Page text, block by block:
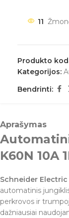
11
Produkto
Kategorijos:
Bendrinti:
Aprašymas
K60N 10A
Schneider Electric
automatinis
perkrovos ir
dažniausiai